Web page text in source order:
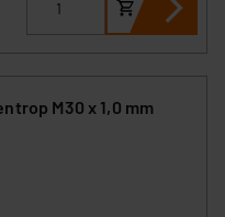
M30 x 1,0 mm